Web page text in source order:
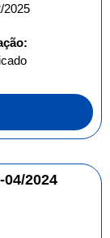
2025
2024